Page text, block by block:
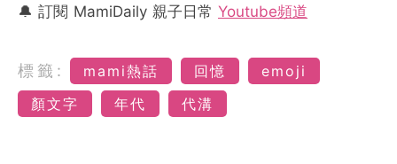
🔔 訂閱 MamiDaily 親子日常 Youtube頻道
標籤: mami熱話 回憶
emoji
顏文字
年代 代溝